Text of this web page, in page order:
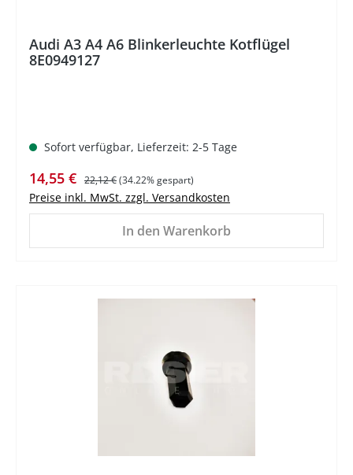
Audi A3 A4 A6 Blinkerleuchte Kotflügel
8E0949127
Sofort verfügbar, Lieferzeit: 2-5 Tage
Verkaufspreis:
14,55 € Regulärer Preis:
22,12 €(34.22% gespart)
Preise inkl. MwSt. zzgl. Versandkosten
In den Warenkorb